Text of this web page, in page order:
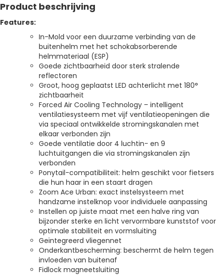
BLACK
quantity
Product beschrijving
Features:
In-Mold voor een duurzame verbinding van de
buitenhelm met het schokabsorberende
helmmateriaal (ESP)
Goede zichtbaarheid door sterk stralende
reflectoren
Groot, hoog geplaatst LED achterlicht met 180°
zichtbaarheit
Forced Air Cooling Technology – intelligent
ventilatiesysteem met vijf ventilatieopeningen die
via speciaal ontwikkelde stromingskanalen met
elkaar verbonden zijn
Goede ventilatie door 4 luchtin- en 9
luchtuitgangen die via stromingskanalen zijn
verbonden
Ponytail-compatibiliteit: helm geschikt voor fietsers
die hun haar in een staart dragen
Zoom Ace Urban: exact instelsysteem met
handzame instelknop voor individuele aanpassing
Instellen op juiste maat met een halve ring van
bijzonder sterke en licht vervormbare kunststof voor
optimale stabiliteit en vormsluiting
Geïntegreerd vliegennet
Onderkantbescherming: beschermt de helm tegen
invloeden van buitenaf
Fidlock magneetsluiting